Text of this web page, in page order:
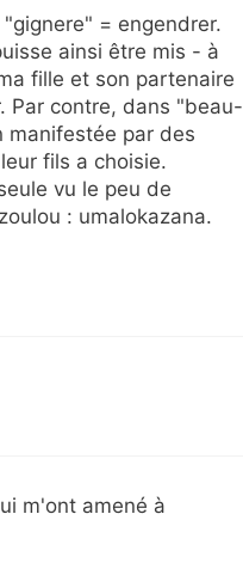
= engendrer.
ainsi être mis - à
fille et son partenaire
Par contre, dans "beau-
par des
fils a choisie.
vu le peu de
: umalokazana.
m'ont amené à